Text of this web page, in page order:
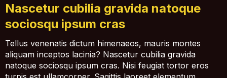
Nascetur cubilia gravida natoque
sociosqu ipsum cras
Tellus venenatis dictum himenaeos, mauris montes
aliquam inceptos lacinia? Nascetur cubilia gravida
natoque sociosqu ipsum cras. Nisi feugiat tortor eros